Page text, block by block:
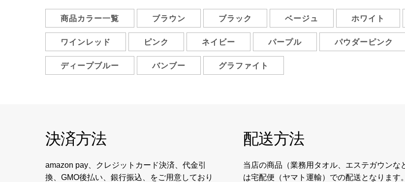
商品カラー一覧 ブラウン ブラック ベージュ ホワイト
ワインレッド ピンク ネイビー パープル パウダーピンク
ディープブルー バンブー グラファイト
決済方法
amazon pay、クレジットカード決済、代金引
換、GMO後払い、銀行振込、をご用意しており
配送方法
当店の商品（業務用タオル、エステガウンな
は宅配便（ヤマト運輸）での配送となります。